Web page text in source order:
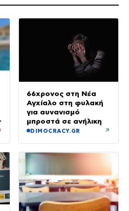
66χρονος στη Νέα
Αγχίαλο στη φυλακή
για αυνανισμό
μπροστά σε ανήλικη
DIMOCRACY.GR ↗